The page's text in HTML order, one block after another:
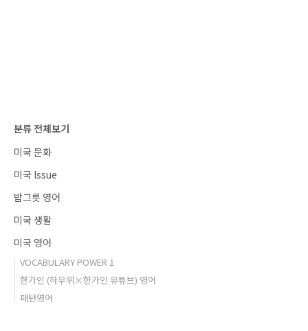
분류 전체보기
미국 문화
미국 Issue
밥그릇 영어
미국 생활
미국 영어
VOCABULARY POWER 1
한가인 (하우위×한가인 유튜브) 영어
패턴영어